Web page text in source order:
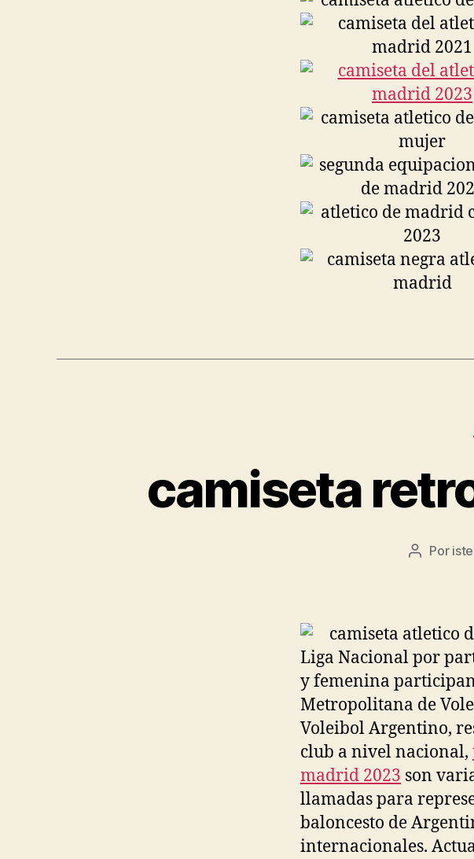
camiseta
Autor
Por
Liga Nacional por
y femenina
Metropolitana de
Voleibol Argentino,
club a nivel nacional,
madrid 2023 son
llamadas para
baloncesto de
internacionales.